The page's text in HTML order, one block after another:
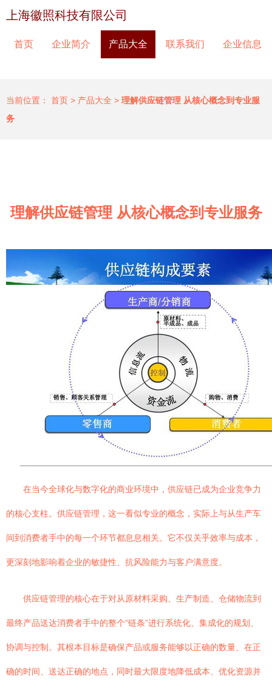
上海徽照科技有限公司
首页 企业简介 产品大全 联系我们 企业信息
当前位置： 首页 > 产品大全 > 理解供应链管理 从核心概念到专业服
务
理解供应链管理 从核心概念到专业服务
在当今全球化与数字化的商业环境中，供应链已成为企业竞争力
的核心支柱。供应链管理，这一看似专业的概念，实际上与从生产车
间到消费者手中的每一个环节都息息相关。它不仅关乎效率与成本，
更深刻地影响着企业的敏捷性、抗风险能力与客户满意度。
供应链管理的核心在于对从原材料采购、生产制造、仓储物流到
最终产品送达消费者手中的整个“链条”进行系统化、集成化的规划、
协调与控制。其根本目标是确保产品或服务能够以正确的数量、在正
确的时间、送达正确的地点，同时最大限度地降低成本、优化资源并